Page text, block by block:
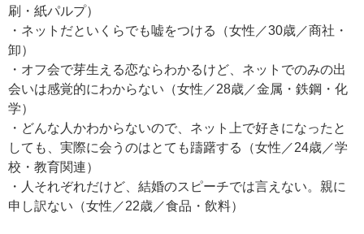
刷・紙パルプ）
・ネットだといくらでも嘘をつける（女性／30歳／商社・
卸）
・オフ会で芽生える恋ならわかるけど、ネットでのみの出
会いは感覚的にわからない（女性／28歳／金属・鉄鋼・化
学）
・どんな人かわからないので、ネット上で好きになったと
しても、実際に会うのはとても躊躇する（女性／24歳／学
校・教育関連）
・人それぞれだけど、結婚のスピーチでは言えない。親に
申し訳ない（女性／22歳／食品・飲料）